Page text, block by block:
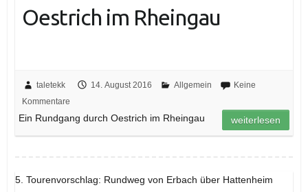
Oestrich im Rheingau
taletekk 14. August 2016 Allgemein
Keine
Kommentare
Ein Rundgang durch Oestrich im Rheingau weiterlesen
5. Tourenvorschlag: Rundweg von Erbach über Hattenheim